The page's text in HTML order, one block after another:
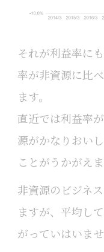
それが利益率に
率が非資源に比
ます。
直近では利益率
源がかなりおい
ことがうかがえま
非資源のビジネ
ますが、平均し
がっていはいませ